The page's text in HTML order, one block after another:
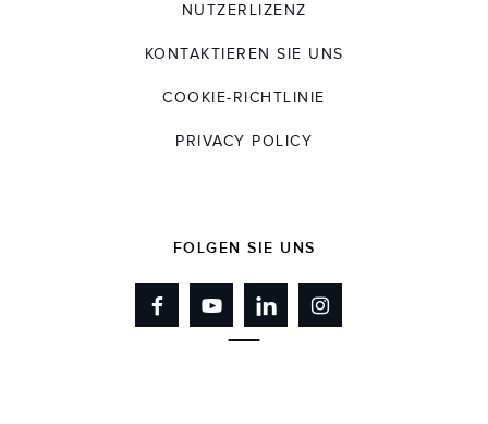
NUTZERLIZENZ
KONTAKTIEREN SIE UNS
COOKIE-RICHTLINIE
PRIVACY POLICY
FOLGEN SIE UNS